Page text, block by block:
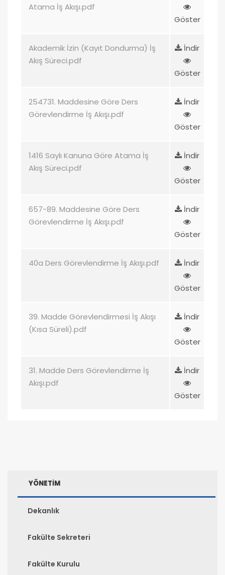
Atama İş Akışı.pdf
Göster
Akademik İzin (Kayıt Dondurma) İş
Akış Süreci.pdf
İndir
Göster
254731. Maddesine Göre Ders
Görevlendirme İş Akışı.pdf
İndir
Göster
1416 Saylı Kanuna Göre Atama İş
Akış Süreci.pdf
İndir
Göster
657-89. Maddesine Göre Ders
Görevlendirme İş Akışı.pdf
İndir
Göster
40a Ders Görevlendirme İş Akışı.pdf İndir
Göster
39. Madde Görevlendirmesi İş Akışı
(Kısa Süreli).pdf
İndir
Göster
31. Madde Ders Görevlendirme İş
Akışı.pdf
İndir
Göster
YÖNETİM
Dekanlık
Fakülte Sekreteri
Fakülte Kurulu